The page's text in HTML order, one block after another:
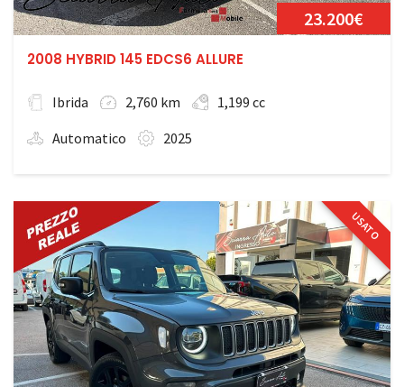
23.200€
2008 HYBRID 145 EDCS6 ALLURE
Ibrida 2,760 km
1,199 cc
Automatico
2025
USATO